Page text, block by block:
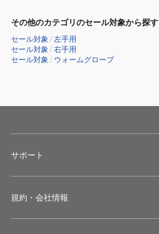
その他のカテゴリのセール対象から探す
セール対象 /左手用
セール対象 /右手用
セール対象 / ウォームグローブ
サポート
規約・会社情報